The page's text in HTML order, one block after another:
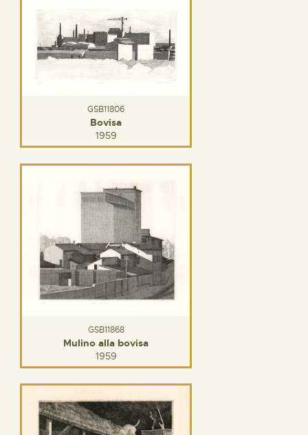
GSB11806
Bovisa
1959
GSB11868
Mulino alla bovisa
1959